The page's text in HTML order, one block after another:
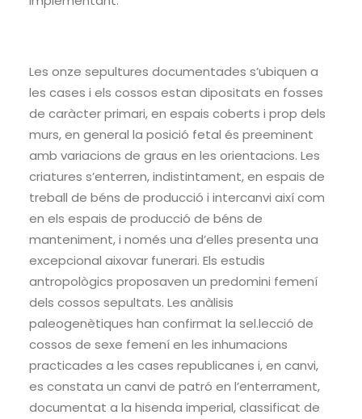
Les onze sepultures documentades s’ubiquen a
les cases i els cossos estan dipositats en fosses
de caràcter primari, en espais coberts i prop dels
murs, en general la posició fetal és preeminent
amb variacions de graus en les orientacions. Les
criatures s’enterren, indistintament, en espais de
treball de béns de producció i intercanvi així com
en els espais de producció de béns de
manteniment, i només una d’elles presenta una
excepcional aixovar funerari. Els estudis
antropològics proposaven un predomini femení
dels cossos sepultats. Les anàlisis
paleogenètiques han confirmat la sel.lecció de
cossos de sexe femení en les inhumacions
practicades a les cases republicanes i, en canvi,
es constata un canvi de patró en l’enterrament,
documentat a la hisenda imperial, classificat de